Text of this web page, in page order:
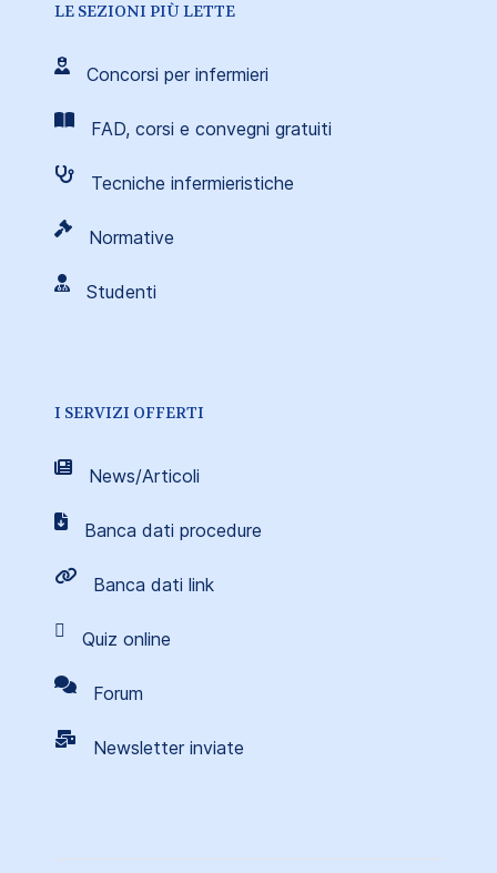
LE SEZIONI PIÙ LETTE
Concorsi per infermieri
FAD, corsi e convegni gratuiti
Tecniche infermieristiche
Normative
Studenti
I SERVIZI OFFERTI
News/Articoli
Banca dati procedure
Banca dati link
Quiz online
Forum
Newsletter inviate